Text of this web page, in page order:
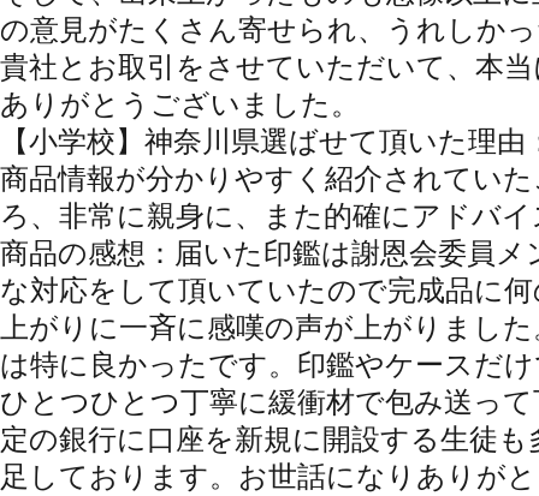
の意見がたくさん寄せられ、うれしか
貴社とお取引をさせていただいて、本
ありがとうございました。
【小学校】神奈川県選ばせて頂いた理由
商品情報が分かりやすく紹介されてい
ろ、非常に親身に、また的確にアドバ
商品の感想：届いた印鑑は謝恩会委員
な対応をして頂いていたので完成品に
上がりに一斉に感嘆の声が上がりまし
は特に良かったです。印鑑やケースだ
ひとつひとつ丁寧に緩衝材で包み送っ
定の銀行に口座を新規に開設する生徒
足しております。お世話になりありが